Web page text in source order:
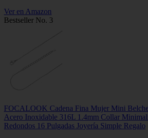
Ver en Amazon
Bestseller No. 3
FOCALOOK Cadena Fina Mujer Mini
Acero Inoxidable 316L 1.4mm Collar
Redondos 16 Pulgadas Joyería Simple Regalo